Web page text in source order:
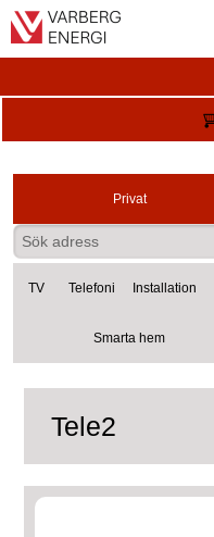
Privat
TV Telefoni Installation
Smarta hem
Tele2